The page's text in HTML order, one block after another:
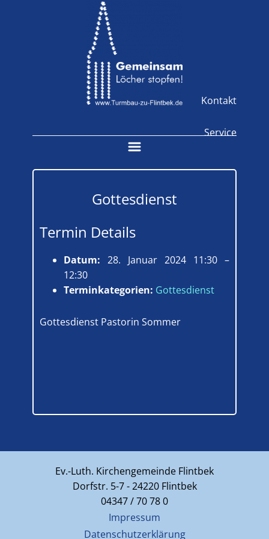
Kontakt
Service
Gottesdienst
Termin Details
Datum: 28. Januar 2024 11:30 –
12:30
Terminkategorien: Gottesdienst
Gottesdienst Pastorin Sommer
Ev.-Luth. Kirchengemeinde Flintbek
Dorfstr. 5-7 - 24220 Flintbek
04347 / 70 78 0
Impressum
Datenschutzerklärung